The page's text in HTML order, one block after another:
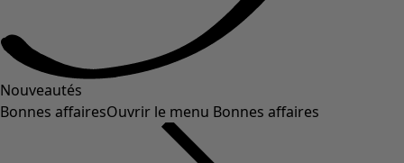
Nouveautés
Bonnes affairesOuvrir le menu Bonnes affaires